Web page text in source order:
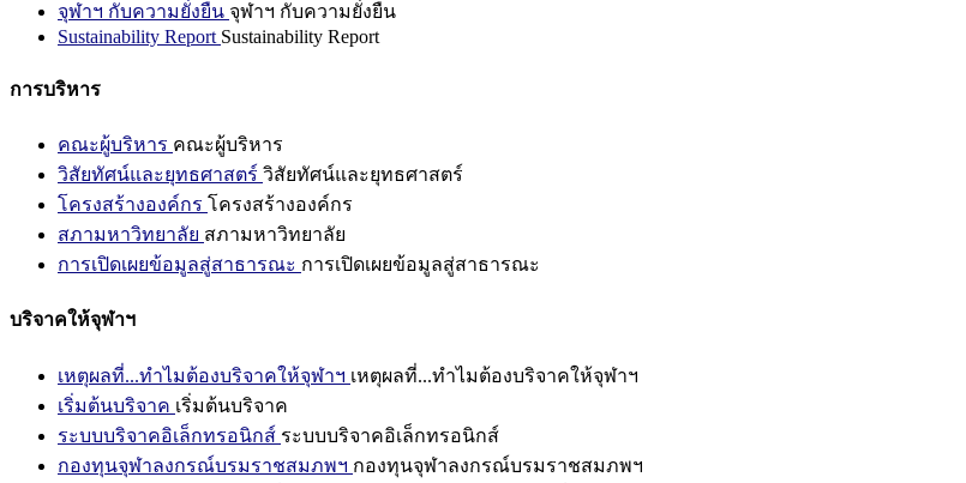
จุฬาฯ กับความยั่งยืน จุฬาฯ กับความยั่งยืน
Sustainability Report Sustainability Report
การบริหาร
คณะผู้บริหาร คณะผู้บริหาร
วิสัยทัศน์และยุทธศาสตร์ วิสัยทัศน์และยุทธศาสตร์
โครงสร้างองค์กร โครงสร้างองค์กร
สภามหาวิทยาลัย สภามหาวิทยาลัย
การเปิดเผยข้อมูลสู่สาธารณะ การเปิดเผยข้อมูลสู่สาธารณะ
บริจาคให้จุฬาฯ
เหตุผลที่...ทำไมต้องบริจาคให้จุฬาฯ เหตุผลที่...ทำไมต้องบริจาคให้จุฬาฯ
เริ่มต้นบริจาค เริ่มต้นบริจาค
ระบบบริจาคอิเล็กทรอนิกส์ ระบบบริจาคอิเล็กทรอนิกส์
กองทุนจุฬาลงกรณ์บรมราชสมภพฯ กองทุนจุฬาลงกรณ์บรมราชสมภพฯ